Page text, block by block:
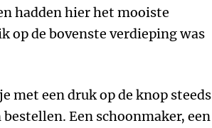
hadden hier het mooiste
op de bovenste verdieping was
met een druk op de knop steeds
Een schoonmaker, een